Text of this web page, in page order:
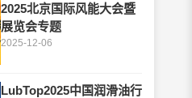
2025北京国际风能大会暨
展览会专题
2025-12-06
LubTop2025中国润滑油行